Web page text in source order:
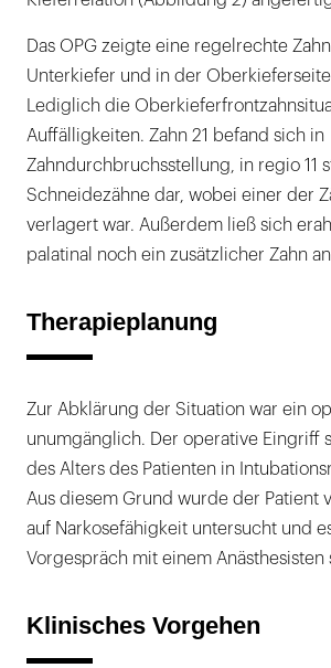
Das OPG zeigte eine regelrechte
Unterkiefer und in der
Lediglich die
Auffälligkeiten. Zahn 21 befand sich in
Zahndurchbruchsstellung, in regio 11
Schneidezähne dar, wobei einer der
verlagert war. Außerdem ließ sich
palatinal noch ein zusätzlicher Zahn
Therapieplanung
Zur Abklärung der Situation war ein
unumgänglich. Der operative Eingriff
des Alters des Patienten in
Aus diesem Grund wurde der Patient
auf Narkosefähigkeit untersucht und
Vorgespräch mit einem Anästhesisten
Klinisches Vorgehen